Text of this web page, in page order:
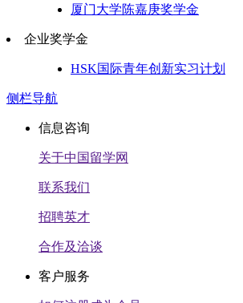
厦门大学陈嘉庚奖学金
企业奖学金
HSK国际青年创新实习计划
侧栏导航
信息咨询
关于中国留学网
联系我们
招聘英才
合作及洽谈
客户服务